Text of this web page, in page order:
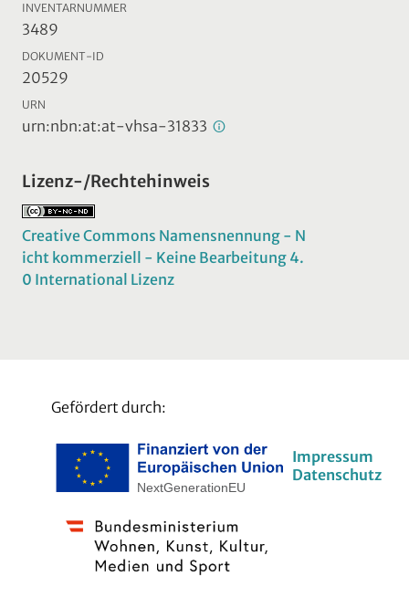
INVENTARNUMMER
3489
DOKUMENT-ID
20529
URN
urn:nbn:at:at-vhsa-31833
Lizenz-/Rechtehinweis
Creative Commons Namensnennung - N
icht kommerziell - Keine Bearbeitung 4.
0 International Lizenz
Gefördert durch:
Impressum
Datenschutz